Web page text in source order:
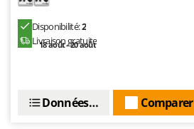
Disponibilité:2
Livraison gratuite
18 août - 20 août
Comparer
Données techniques